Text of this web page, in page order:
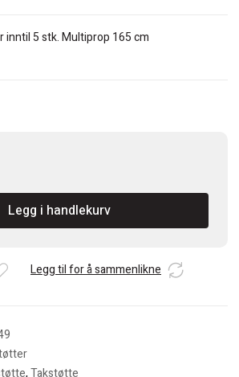
er:
inntil 5 stk. Multiprop 165 cm
Legg i handlekurv
Legg til for å sammenlikne
,Takstøtte